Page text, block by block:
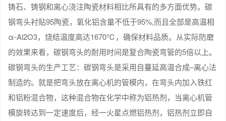
铸石、铸钢和离心浇注陶瓷材料相比所具有的多方面优势。碳
钢弯头衬贴95陶瓷，氧化铝含量不低于95%,而且全部是高温相
α-Al2O3，烧结温度高达1670℃，确保材料品质。从实际防磨
的效果来看，碳钢弯头的耐用时间是复合陶瓷弯管的5倍以上。
碳钢弯头的生产工艺：碳钢弯头是采用自蔓延高温合成–离心法
制造的。就是把弯头放在离心机的管模内，在弯头内加入铁红
和铝粉混合物，这种混合物在化学中称为铝热剂，当离心机管
模旋转达到一定速度后，经一火星点燃铝热剂，铝热剂立即自